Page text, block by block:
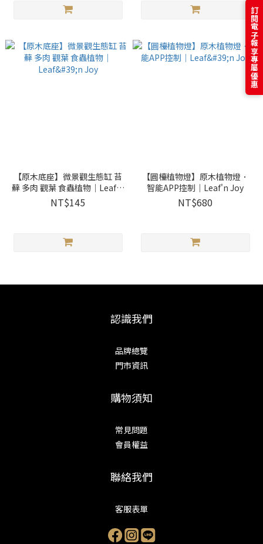
【原木底座】微景觀生態缸 苔
蘚 多肉 觀葉 食蟲植物｜Leaf'n
Joy
NT$145
【圓檯植物燈】原木植物燈．
智能APP控制｜Leaf'n Joy
NT$680
認識我們
品牌總覽
門市資訊
購物須知
常見問題
會員權益
聯絡我們
客服表單
訂閱電子報享專屬優惠